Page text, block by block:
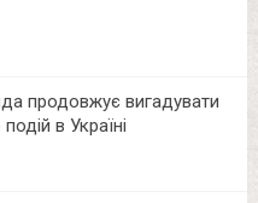
продовжує вигадувати
в Україні